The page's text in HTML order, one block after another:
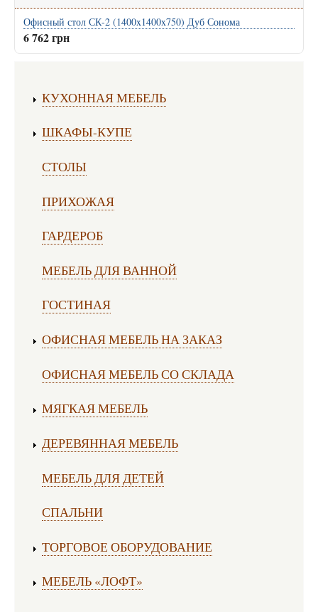
Офисный стол СК-2 (1400x1400x750) Дуб Сонома
6 762 грн
КУХОННАЯ МЕБЕЛЬ
ШКАФЫ-КУПЕ
СТОЛЫ
ПРИХОЖАЯ
ГАРДЕРОБ
МЕБЕЛЬ ДЛЯ ВАННОЙ
ГОСТИНАЯ
ОФИСНАЯ МЕБЕЛЬ НА ЗАКАЗ
ОФИСНАЯ МЕБЕЛЬ СО СКЛАДА
МЯГКАЯ МЕБЕЛЬ
ДЕРЕВЯННАЯ МЕБЕЛЬ
МЕБЕЛЬ ДЛЯ ДЕТЕЙ
СПАЛЬНИ
ТОРГОВОЕ ОБОРУДОВАНИЕ
МЕБЕЛЬ «ЛОФТ»